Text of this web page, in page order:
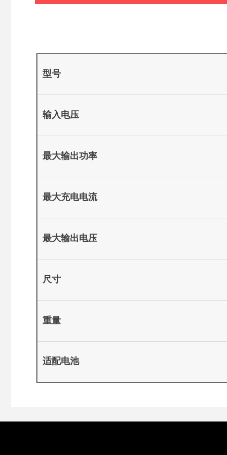
型号
输入电压
最大输出功率
最大充电电流
最大输出电压
尺寸
重量
适配电池